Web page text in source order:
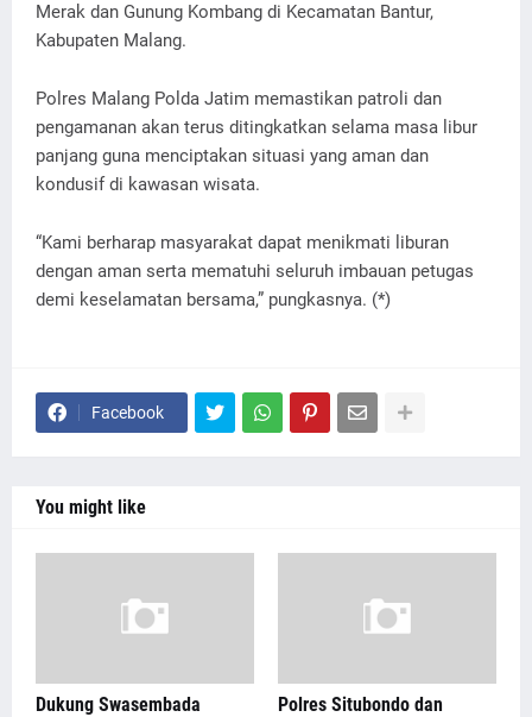
Merak dan Gunung Kombang di Kecamatan Bantur,
Kabupaten Malang.
Polres Malang Polda Jatim memastikan patroli dan
pengamanan akan terus ditingkatkan selama masa libur
panjang guna menciptakan situasi yang aman dan
kondusif di kawasan wisata.
“Kami berharap masyarakat dapat menikmati liburan
dengan aman serta mematuhi seluruh imbauan petugas
demi keselamatan bersama,” pungkasnya. (*)
Facebook
You might like
Dukung Swasembada
Polres Situbondo dan